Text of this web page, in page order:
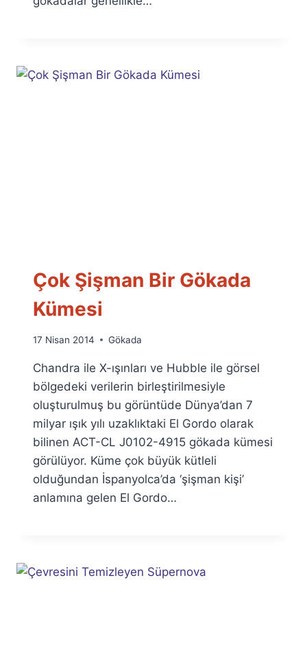
Çok Şişman Bir Gökada
Kümesi
By
Fuat
Özyar
17 Nisan 2014 Gökada
Chandra ile X-ışınları ve Hubble ile görsel
bölgedeki verilerin birleştirilmesiyle
oluşturulmuş bu görüntüde Dünya’dan 7
milyar ışık yılı uzaklıktaki El Gordo olarak
bilinen ACT-CL J0102-4915 gökada kümesi
görülüyor. Küme çok büyük kütleli
olduğundan İspanyolca’da ‘şişman kişi’
anlamına gelen El Gordo…